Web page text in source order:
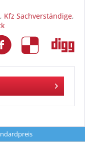
, Kfz Sachverständige,